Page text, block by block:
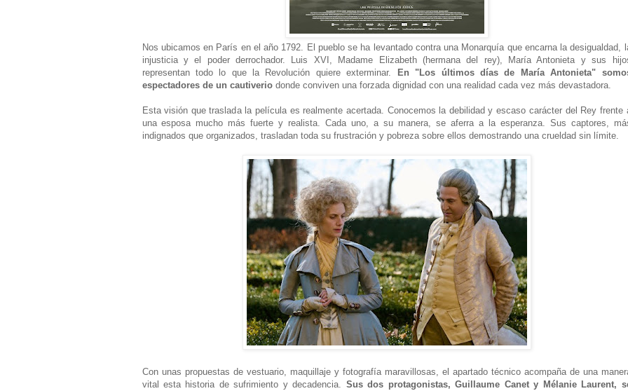
Nos ubicamos en París en el año 1792. El pueblo se ha levantado contra una Monarquía que encarna la desigualdad,
injusticia y el poder derrochador. Luis XVI, Madame Elizabeth (hermana del rey), María Antonieta y sus
representan todo lo que la Revolución quiere exterminar.
En "Los últimos días de María Antonieta"
espectadores de un cautiveriodonde conviven una forzada dignidad con una realidad cada vez más devastadora.
Esta visión que traslada la película es realmente acertada. Conocemos la debilidad y escaso carácter del Rey frente
una esposa mucho más fuerte y realista. Cada uno, a su manera, se aferra a la esperanza. Sus captores,
indignados que organizados, trasladan toda su frustración y pobreza sobre ellos demostrando una crueldad sin límite.
Con unas propuestas de vestuario, maquillaje y fotografía maravillosas, el apartado técnico acompaña de una
vital esta historia de sufrimiento y decadencia. Sus dos protagonistas, Guillaume Canet y Mélanie Laurent,